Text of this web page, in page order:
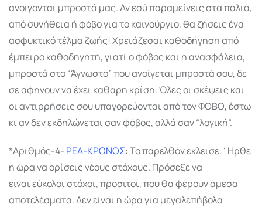
ανοίγονται μπροστά μας. Αν εσύ παραμείνεις στα παλιά,
από συνήθεια ή φόβο για το καινούργιο, θα ζήσεις ένα
ασφυκτικό τέλμα ζωής! Χρειάζεσαι καθοδήγηση από
έμπειρο καθοδηγητή, γιατί ο φόβος και η ανασφάλεια,
μπροστά στο “Άγνωστο” που ανοίγεται μπροστά σου, δε
σε αφήνουν να έχει καθαρή κρίση. Όλες οι σκέψεις και
οι αντιρρήσεις σου υπαγορεύονται από τον ΦΟΒΟ, έστω
κι αν δεν εκδηλώνεται σαν φόβος, αλλά σαν “λογική”.
*Αριθμός-4- ΡΕΑ-ΚΡΟΝΟΣ: Το παρελθόν έκλεισε.΄Ηρθε
η ώρα να ορίσεις νέους στόχους. Πρόσεξε να
είναι εύκολοι στόχοι, προσιτοί, που θα φέρουν άμεσα
αποτελέσματα. Δεν είναι η ώρα για μεγαλεπήβολα